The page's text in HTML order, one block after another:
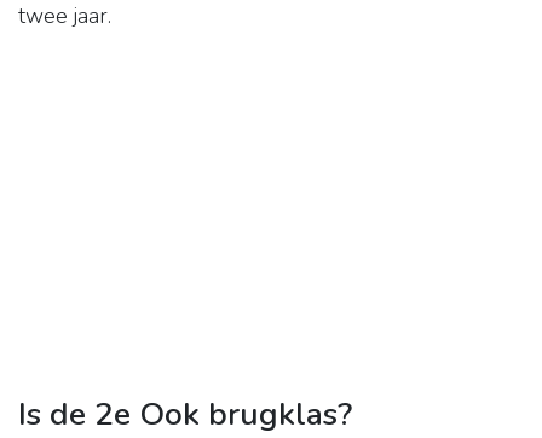
twee jaar.
Is de 2e Ook brugklas?